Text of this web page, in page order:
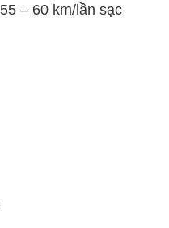
55 – 60 km/lần sạc